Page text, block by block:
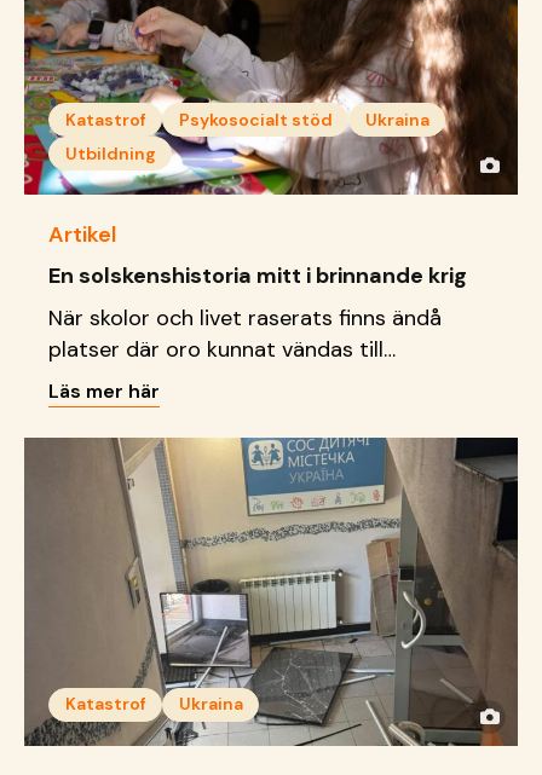
Katastrof Psykosocialt stöd
Ukraina
Utbildning
Artikel
En solskenshistoria mitt i brinnande krig
När skolor och livet raserats finns ändå
platser där oro kunnat vändas till
delaktighet, kreativitet och
framtidsdrömmar.
Läs mer här
Katastrof Ukraina